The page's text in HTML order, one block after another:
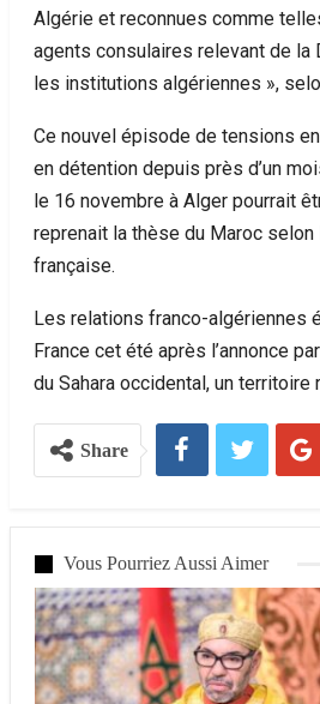
Algérie et reconnues comme
agents consulaires relevant de la
les institutions algériennes »,
Ce nouvel épisode de tensions
en détention depuis près d’un
le 16 novembre à Alger pourrait
reprenait la thèse du Maroc
française.
Les relations franco-algériennes
France cet été après l’annonce
du Sahara occidental, un
Share
Vous Pourriez Aussi Aimer